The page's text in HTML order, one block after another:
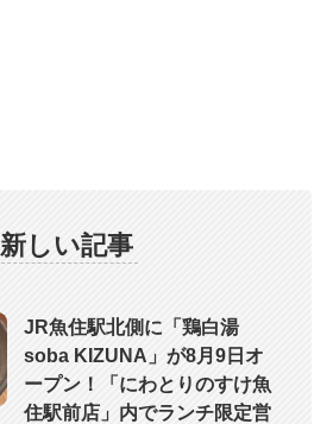
新しい記事
JR魚住駅北側に「鶏白湯
soba KIZUNA」が8月9日オ
ープン！「にわとりのすけ魚
住駅前店」内でランチ限定営